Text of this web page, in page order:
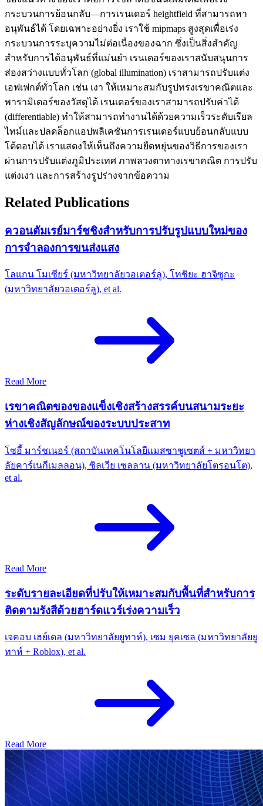
กระบวนการย้อนกลับ—การเรนเดอร์ heightfield ที่สามารถหา
อนุพันธ์ได้ โดยเฉพาะอย่างยิ่ง เราใช้ mipmaps สูงสุดเพื่อเร่ง
กระบวนการระบุความไม่ต่อเนื่องของฉาก ซึ่งเป็นสิ่งสำคัญ
สำหรับการได้อนุพันธ์ที่แม่นยำ เรนเดอร์ของเราสนับสนุนการ
ส่องสว่างแบบทั่วโลก (global illumination) เราสามารถปรับแต่ง
เอฟเฟกต์ทั่วโลก เช่น เงา ให้เหมาะสมกับรูปทรงเรขาคณิตและ
พารามิเตอร์ของวัสดุได้ เรนเดอร์ของเราสามารถปรับค่าได้
(differentiable) ทำให้สามารถทำงานได้ด้วยความเร็วระดับเรียล
ไทม์และปลดล็อกแอปพลิเคชันการเรนเดอร์แบบย้อนกลับแบบ
โต้ตอบได้ เราแสดงให้เห็นถึงความยืดหยุ่นของวิธีการของเรา
ผ่านการปรับแต่งภูมิประเทศ ภาพลวงตาทางเรขาคณิต การปรับ
แต่งเงา และการสร้างรูปร่างจากข้อความ
Related Publications
ควอนตัมเรย์มาร์ชชิงสำหรับการปรับรูปแบบใหม่ของ
การจำลองการขนส่งแสง
โลแกน โมเซียร์ (มหาวิทยาลัยวอเตอร์ลู), โทชิยะ ฮาจิซูกะ
(มหาวิทยาลัยวอเตอร์ลู), et al.
Read More
เรขาคณิตของของแข็งเชิงสร้างสรรค์บนสนามระยะ
ห่างเชิงสัญลักษณ์ของระบบประสาท
โซอี้ มาร์ชเนอร์ (สถาบันเทคโนโลยีแมสซาชูเซตส์ + มหาวิทยา
ลัยคาร์เนกีเมลลอน), ซิลเวีย เซลลาน (มหาวิทยาลัยโตรอนโต),
et al.
Read More
ระดับรายละเอียดที่ปรับให้เหมาะสมกับพื้นที่สำหรับการ
ติดตามรังสีด้วยฮาร์ดแวร์เร่งความเร็ว
เจคอบ เฮย์เดล (มหาวิทยาลัยยูทาห์), เซม ยุคเซล (มหาวิทยาลัยยู
ทาห์ + Roblox), et al.
Read More